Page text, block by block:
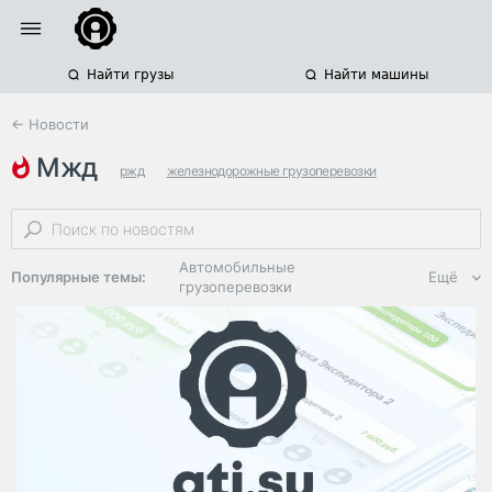
Найти грузы Найти машины
← Новости
мжд ржд железнодорожные грузоперевозки
итоги 2025 года
Популярные темы:
Автомобильные
грузоперевозки
Региональная
логистика
ЭДО, ИТ в
логистике
Дороги,
инфраструктура
Ещё